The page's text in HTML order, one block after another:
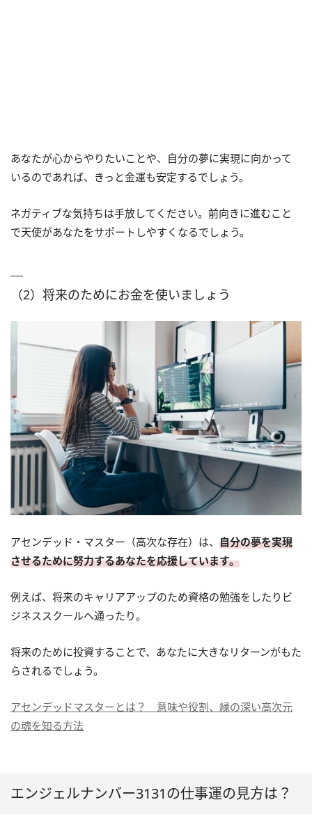
あなたが心からやりたいことや、自分の夢に実現に向かって
いるのであれば、きっと金運も安定するでしょう。
ネガティブな気持ちは手放してください。前向きに進むこと
で天使があなたをサポートしやすくなるでしょう。
（2）将来のためにお金を使いましょう
アセンデッド・マスター（高次な存在）は、 自分の夢を実現
させるために努力するあなたを応援しています。
例えば、将来のキャリアアップのため資格の勉強をしたりビ
ジネススクールへ通ったり。
将来のために投資することで、あなたに大きなリターンがもた
らされるでしょう。
アセンデッドマスターとは？ 意味や役割、縁の深い高次元
の魂を知る方法
エンジェルナンバー3131の仕事運の見方は？